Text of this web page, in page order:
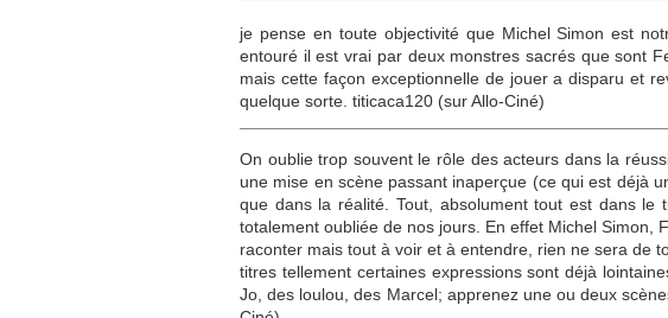
je pense en toute objectivité que Michel Simon est
entouré il est vrai par deux monstres sacrés que sont
mais cette façon exceptionnelle de jouer a disparu et
quelque sorte. titicaca120 (sur Allo-Ciné)
On oublie trop souvent le rôle des acteurs dans la
une mise en scène passant inaperçue (ce qui est déjà
que dans la réalité. Tout, absolument tout est dans
totalement oubliée de nos jours. En effet Michel Simon,
raconter mais tout à voir et à entendre, rien ne sera de
titres tellement certaines expressions sont déjà
Jo, des loulou, des Marcel; apprenez une ou deux